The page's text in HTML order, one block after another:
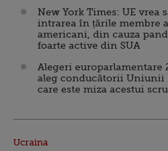
New York Times: UE vrea
intrarea în țările membre
americani, din cauza
foarte active din SUA
Alegeri europarlamentare
aleg conducătorii Uniunii
care este miza acestui
Ucraina